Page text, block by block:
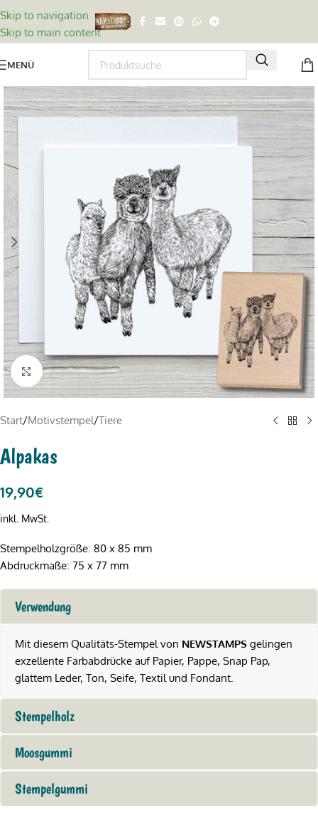
Skip to navigation
Skip to main content
MENÜ
Click to enlarge
Start/Motivstempel/Tiere
Alpakas
19,90€
inkl. MwSt.
Stempelholzgröße: 80 x 85 mm
Abdruckmaße: 75 x 77 mm
Verwendung
Mit diesem Qualitäts-Stempel von NEWSTAMPS gelingen
exzellente Farbabdrücke auf Papier, Pappe, Snap Pap,
glattem Leder, Ton, Seife, Textil und Fondant.
Stempelholz
Moosgummi
Stempelgummi